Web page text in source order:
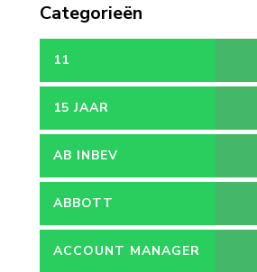
Categorieën
11
15 JAAR
AB INBEV
ABBOTT
ACCOUNT MANAGER